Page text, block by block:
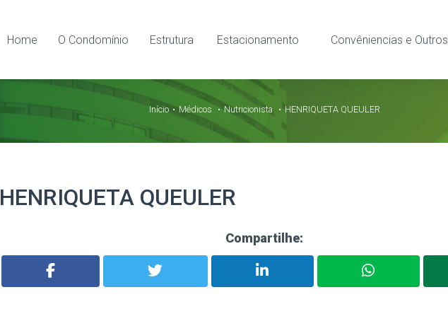
Home O Condomínio Estrutura Estacionamento Convêniencias e Outros
Início Médicos Nutricionista HENRIQUETA QUEULER
HENRIQUETA QUEULER
Compartilhe: